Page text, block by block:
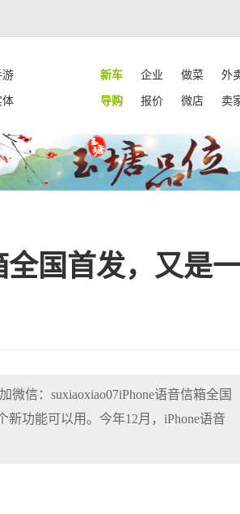
游 新车 企业 做菜
外
体 导购 报价 微店 卖
国首发，又是
信：suxiaoxiao07iPhone语音信箱全国
功能可以用。今年12月，iPhone语音